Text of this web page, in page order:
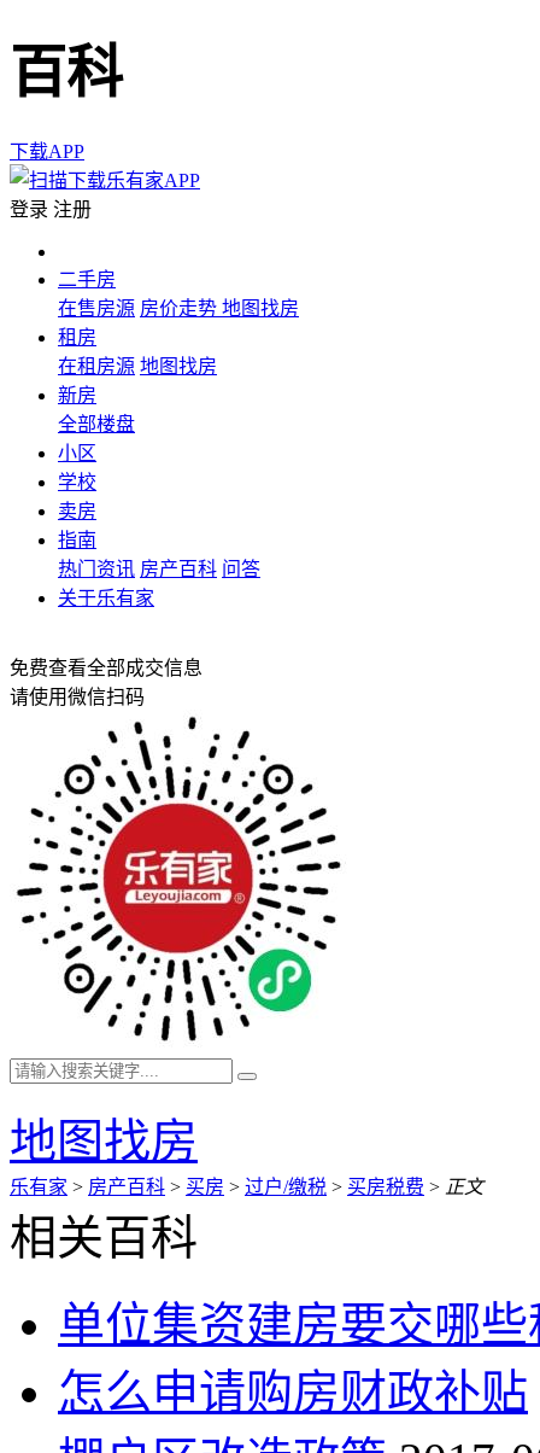
百科
下载APP
登录 注册
二手房
在售房源 房价走势 地图找房
租房
在租房源 地图找房
新房
全部楼盘
小区
学校
卖房
指南
热门资讯 房产百科 问答
关于乐有家
免费查看全部成交信息
请使用微信扫码
地图找房
乐有家 > 房产百科 > 买房 > 过户/缴税 > 买房税费 > 正文
相关百科
单位集资建房要交哪些
怎么申请购房财政补贴